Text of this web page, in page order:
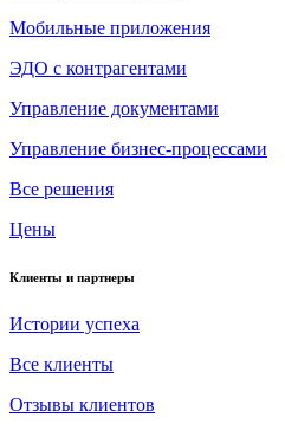
Мобильные приложения
ЭДО с контрагентами
Управление документами
Управление бизнес-процессами
Все решения
Цены
Клиенты и партнеры
Истории успеха
Все клиенты
Отзывы клиентов